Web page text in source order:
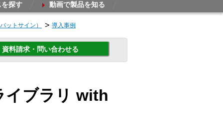
探す 動画で製品を知る
ットサイン） 導入事例
資料請求・問い合わせる
イブラリ with